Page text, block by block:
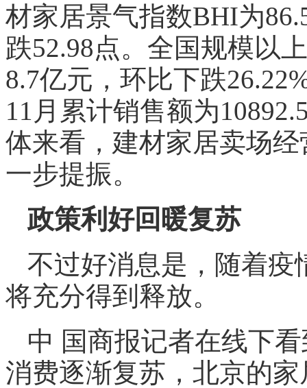
材家居景气指数BHI为
跌52.98点。全国规模以
8.7亿元，环比下跌
11月累计销售额为
体来看，建材家居卖场
一步提振。
政策利好回暖复苏
不过好消息是，随着疫
将充分得到释放。
中 国商报记者在线下
消费逐渐复苏，北京的